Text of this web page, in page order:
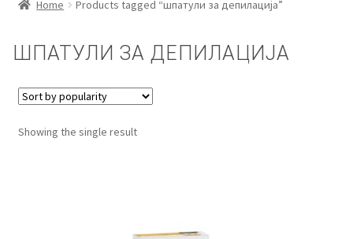
REFUND AND RETURNS POLICY
UNDP
Home Products tagged “шпатули за депилација”
ШПАТУЛИ ЗА ДЕПИЛАЦИЈА
Showing the single result